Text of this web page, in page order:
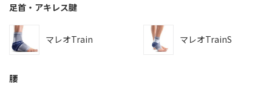
足首・アキレス腱
マレオTrain マレオTrainS
腰